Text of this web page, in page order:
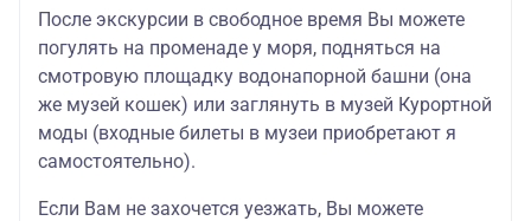
После экскурсии в свободное время Вы можете
погулять на променаде у моря, подняться на
смотровую площадку водонапорной башни (она
же музей кошек) или заглянуть в музей Курортной
моды (входные билеты в музеи приобретают я
самостоятельно).
Если Вам не захочется уезжать, Вы можете